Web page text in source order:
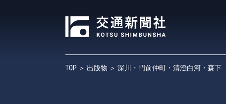
TOP ＞ 出版物 ＞ 深川・門前仲町・清澄白河・森下